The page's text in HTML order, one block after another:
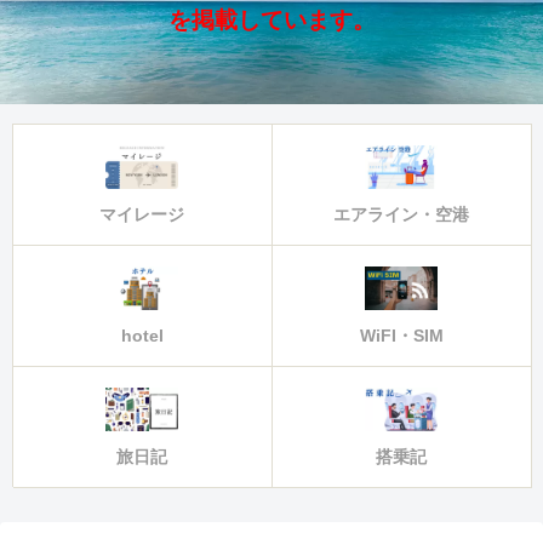
を掲載しています。
マイレージ エアライン・空港
hotel WiFI・SIM
旅日記 搭乗記